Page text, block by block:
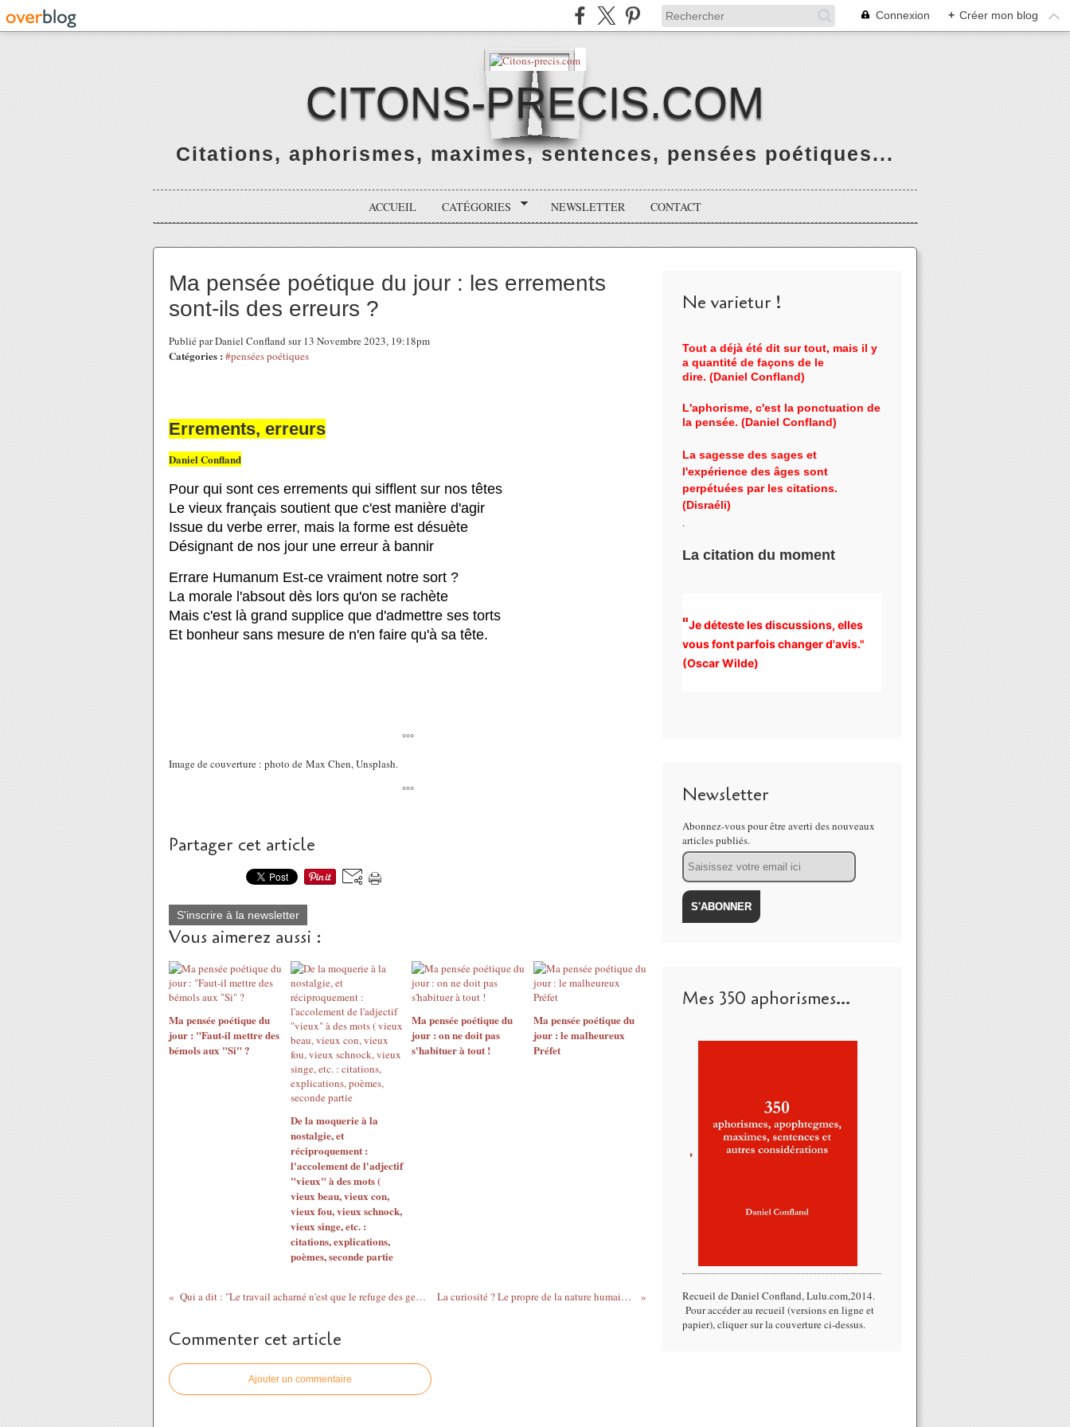
Connexion + Créer mon blog
CITONS-PRECIS.COM
Citations, aphorismes, maximes, sentences, pensées poétiques...
ACCUEIL CATÉGORIES NEWSLETTER CONTACT
Ma pensée poétique du jour : les errements
sont-ils des erreurs ?
Publié par Daniel Confland sur 13 Novembre 2023, 19:18pm
Catégories : #pensées poétiques
Errements, erreurs
Daniel Confland
Pour qui sont ces errements qui sifflent sur nos têtes
Le vieux français soutient que c'est manière d'agir
Issue du verbe errer, mais la forme est désuète
Désignant de nos jour une erreur à bannir
Errare Humanum Est-ce vraiment notre sort ?
La morale l'absout dès lors qu'on se rachète
Mais c'est là grand supplice que d'admettre ses torts
Et bonheur sans mesure de n'en faire qu'à sa tête.
°°°
Image de couverture : photo de Max Chen, Unsplash.
°°°
Partager cet article
S'inscrire à la newsletter
Vous aimerez aussi :
Ma pensée poétique du
jour : "Faut-il mettre des
bémols aux "Si" ?
De la moquerie à la
nostalgie, et
réciproquement :
l'accolement de l'adjectif
"vieux" à des mots (
vieux beau, vieux con,
vieux fou, vieux schnock,
vieux singe, etc. :
citations, explications,
poèmes, seconde partie
Ma pensée poétique du
jour : on ne doit pas
s'habituer à tout !
Ma pensée poétique du
jour : le malheureux
Préfet
Qui a dit : "Le travail acharné n'est que le refuge des gens qui n'ont rien d'autre à faire." ? La curiosité ? Le propre de la nature humaine : 1ère partie, présentation
Commenter cet article
Ajouter un commentaire
Ne varietur !
Tout a déjà été dit sur tout, mais il y
a quantité de façons de le
dire. (Daniel Confland)
L'aphorisme, c'est la ponctuation de
la pensée. (Daniel Confland)
La sagesse des sages et
l'expérience des âges sont
perpétuées par les citations.
(Disraéli)
.
La citation du moment
"Je déteste les discussions, elles
vous font parfois changer d'avis."
(Oscar Wilde)
Newsletter
Abonnez-vous pour être averti des nouveaux
articles publiés.
Email
Mes 350 aphorismes...
Recueil de Daniel Confland, Lulu.com,2014.​
Pour accéder au recueil (versions en ligne et
papier), cliquer sur la couverture ci-dessus.